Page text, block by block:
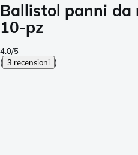
Ballistol panni da
10-pz
4.0/5
( 3 recensioni )